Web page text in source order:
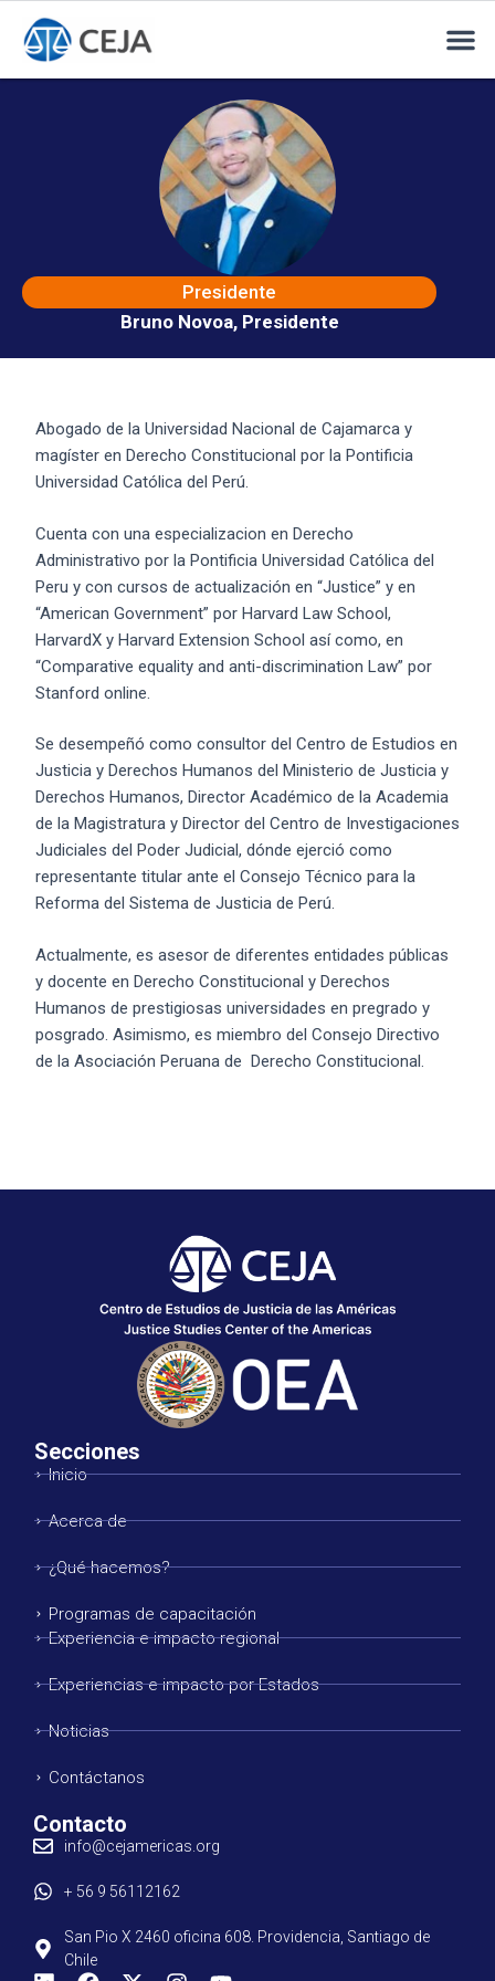
Presidente
Bruno Novoa, Presidente
Abogado de la Universidad Nacional de Cajamarca y
magíster en Derecho Constitucional por la Pontificia
Universidad Católica del Perú.
Cuenta con una especializacion en Derecho
Administrativo por la Pontificia Universidad Católica del
Peru y con cursos de actualización en “Justice” y en
“American Government” por Harvard Law School,
HarvardX y Harvard Extension School así como, en
“Comparative equality and anti-discrimination Law” por
Stanford online.
Se desempeñó como consultor del Centro de Estudios en
Justicia y Derechos Humanos del Ministerio de Justicia y
Derechos Humanos, Director Académico de la Academia
de la Magistratura y Director del Centro de Investigaciones
Judiciales del Poder Judicial, dónde ejerció como
representante titular ante el Consejo Técnico para la
Reforma del Sistema de Justicia de Perú.
Actualmente, es asesor de diferentes entidades públicas
y docente en Derecho Constitucional y Derechos
Humanos de prestigiosas universidades en pregrado y
posgrado. Asimismo, es miembro del Consejo Directivo
de la Asociación Peruana de Derecho Constitucional.
Secciones
Inicio
Acerca de
¿Qué hacemos?
Programas de capacitación
Experiencia e impacto regional
Experiencias e impacto por Estados
Noticias
Contáctanos
Contacto
info@cejamericas.org
+ 56 9 56112162
San Pio X 2460 oficina 608. Providencia, Santiago de
Chile